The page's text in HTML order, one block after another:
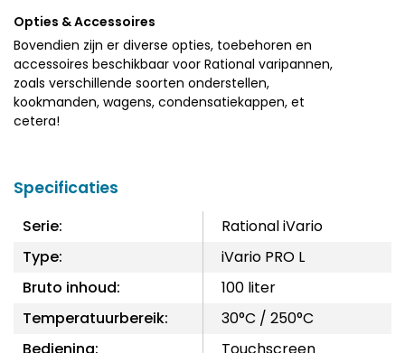
Opties & Accessoires
Bovendien zijn er diverse opties, toebehoren en
accessoires beschikbaar voor Rational varipannen,
zoals verschillende soorten onderstellen,
kookmanden, wagens, condensatiekappen, et
cetera!
Specificaties
Serie:
Rational iVario
Type:
iVario PRO L
Bruto inhoud:
100 liter
Temperatuurbereik:
30°C / 250°C
Bediening:
Touchscreen